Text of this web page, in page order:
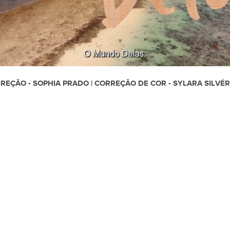
- SOPHIA PRADO | CORREÇÃO DE COR - SYLARA